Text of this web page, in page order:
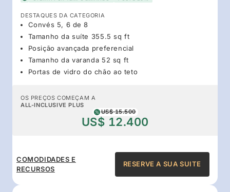
DESTAQUES DA CATEGORIA
Convés 5, 6 de 8
Tamanho da suíte 355.5 sq ft
Posição avançada preferencial
Tamanho da varanda 52 sq ft
Portas de vidro do chão ao teto
OS PREÇOS COMEÇAM A
ALL-INCLUSIVE PLUS
US$ 15.500
US$ 12.400
COMODIDADES E
RECURSOS
RESERVE A SUA SUITE